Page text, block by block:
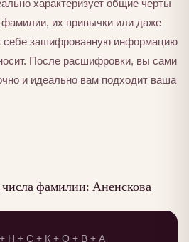
характеризует общие черты
фамилии, их привычки или даже
себе зашифрованную информацию
После расшифровки, вы сами
и идеально вам подходит ваша
фамилии: Аненскова
Н + С + К + О + В + А